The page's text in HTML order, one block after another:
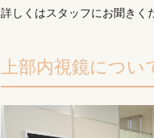
詳しくはスタッフにお聞きく
上部内視鏡につい